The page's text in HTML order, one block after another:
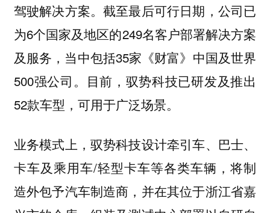
驾驶解决方案。截至最后可行日期，公司已
为6个国家及地区的249名客户部署解决方案
及服务，当中包括35家《财富》中国及世界
500强公司。目前，驭势科技已研发及推出
52款车型，可用于广泛场景。
业务模式上，驭势科技设计牵引车、巴士、
卡车及乘用车/轻型卡车等各类车辆，将制
造外包予汽车制造商，并在其位于浙江省嘉